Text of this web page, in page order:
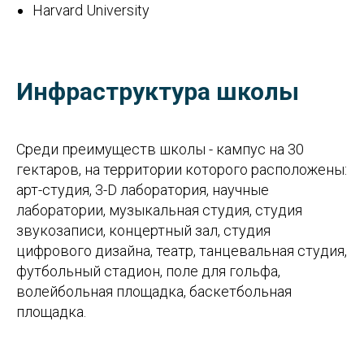
Harvard University
Инфраструктура школы
Среди преимуществ школы - кампус на 30
гектаров, на территории которого расположены:
арт-студия, 3-D лаборатория, научные
лаборатории, музыкальная студия, студия
звукозаписи, концертный зал, студия
цифрового дизайна, театр, танцевальная студия,
футбольный стадион, поле для гольфа,
волейбольная площадка, баскетбольная
площадка.